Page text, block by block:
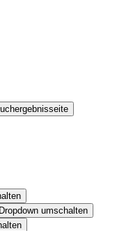
Dropdown umschalten